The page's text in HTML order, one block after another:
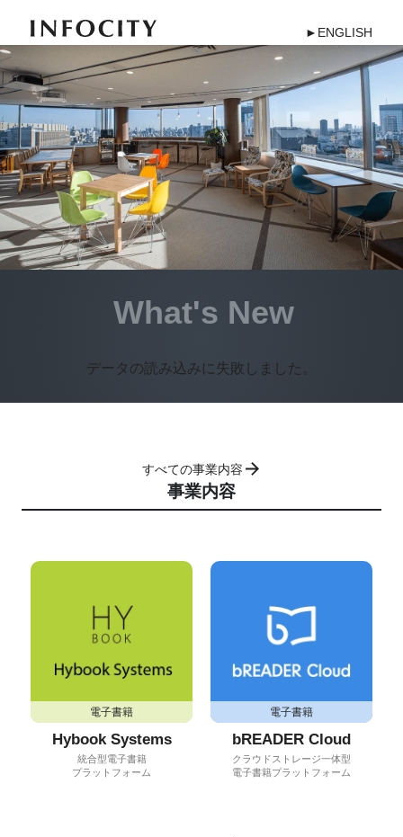
►ENGLISH
What's New
データの読み込みに失敗しました。
事業内容
すべての事業内容
電子書籍
Hybook Systems
統合型電子書籍
プラットフォーム
電子書籍
bREADER Cloud
クラウドストレージ一体型
電子書籍プラットフォーム